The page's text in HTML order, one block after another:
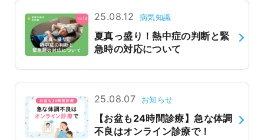
25.08.12 病気知識
夏真っ盛り！熱中症の判断と緊
急時の対応について
25.08.07 お知らせ
【お盆も24時間診療】急な体調
不良はオンライン診療で！